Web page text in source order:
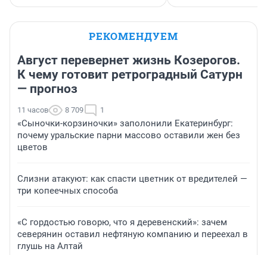
РЕКОМЕНДУЕМ
Август перевернет жизнь Козерогов.
К чему готовит ретроградный Сатурн
— прогноз
11 часов 8 709 1
«Сыночки-корзиночки» заполонили Екатеринбург:
почему уральские парни массово оставили жен без
цветов
Слизни атакуют: как спасти цветник от вредителей —
три копеечных способа
«С гордостью говорю, что я деревенский»: зачем
северянин оставил нефтяную компанию и переехал в
глушь на Алтай